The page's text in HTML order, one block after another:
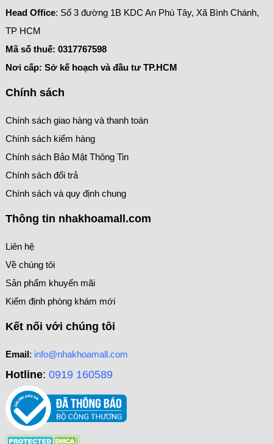
Head Office: Số 3 đường 1B KDC An Phú Tây, Xã Bình Chánh,
TP HCM
Mã số thuế: 0317767598
Nơi cấp: Sở kế hoạch và đầu tư TP.HCM
Chính sách
Chính sách giao hàng và thanh toán
Chính sách kiểm hàng
Chính sách Bảo Mật Thông Tin
Chính sách đổi trả
Chính sách và quy định chung
Thông tin nhakhoamall.com
Liên hệ
Về chúng tôi
Sản phẩm khuyến mãi
Kiểm định phòng khám mới
Kết nối với chúng tôi
Email: info@nhakhoamall.com
Hotline: 0919 160589